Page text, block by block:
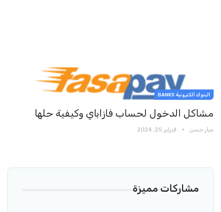
البنوك الكترونية BANKS
مشاكل الدخول لحساب فازاباي وكيفية حلها
ميار حسن فبراير 25, 2024
مشاركات مميزة